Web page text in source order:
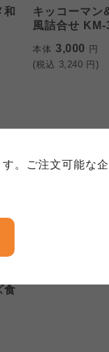
。ご注文可能な企
和
キッコーマン
風詰合せ KM-
本体 3,000 円
(税込 3,240 円)
食
は、利用約款の
やま市民生協
しています。お
ボタンをクリッ
ならコープ
クリックしてご
やま市民生協